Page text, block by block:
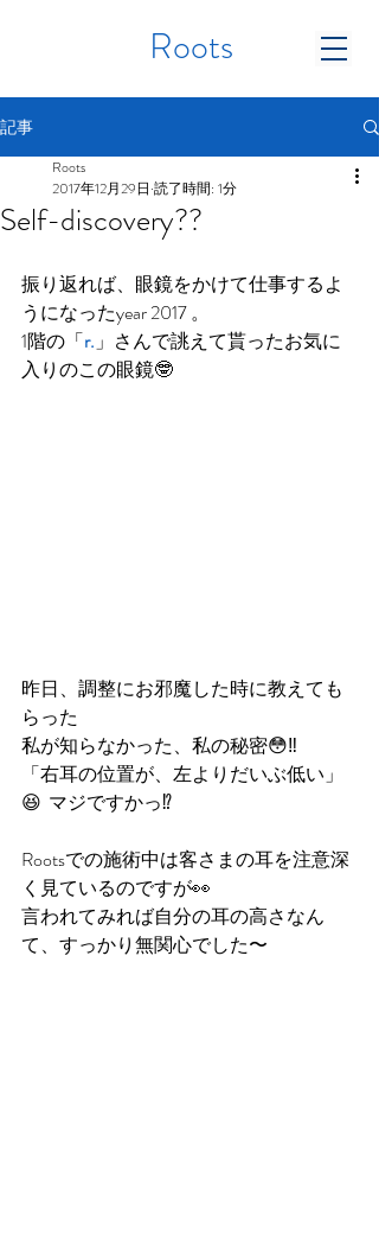
Roots
記事
Self-discovery??
Roots
2017年12月29日 読了時間: 1分
振り返れば、眼鏡をかけて仕事するよ
うになったyear 2017 。
1階の「r.」さんで誂えて貰ったお気に
入りのこの眼鏡🤓
昨日、調整にお邪魔した時に教えても
らった
私が知らなかった、私の秘密😳‼️
「右耳の位置が、左よりだいぶ低い」
😆  マジですかっ⁉️
Rootsでの施術中は客さまの耳を注意深
く見ているのですが👀
言われてみれば自分の耳の高さなん
て、すっかり無関心でした〜